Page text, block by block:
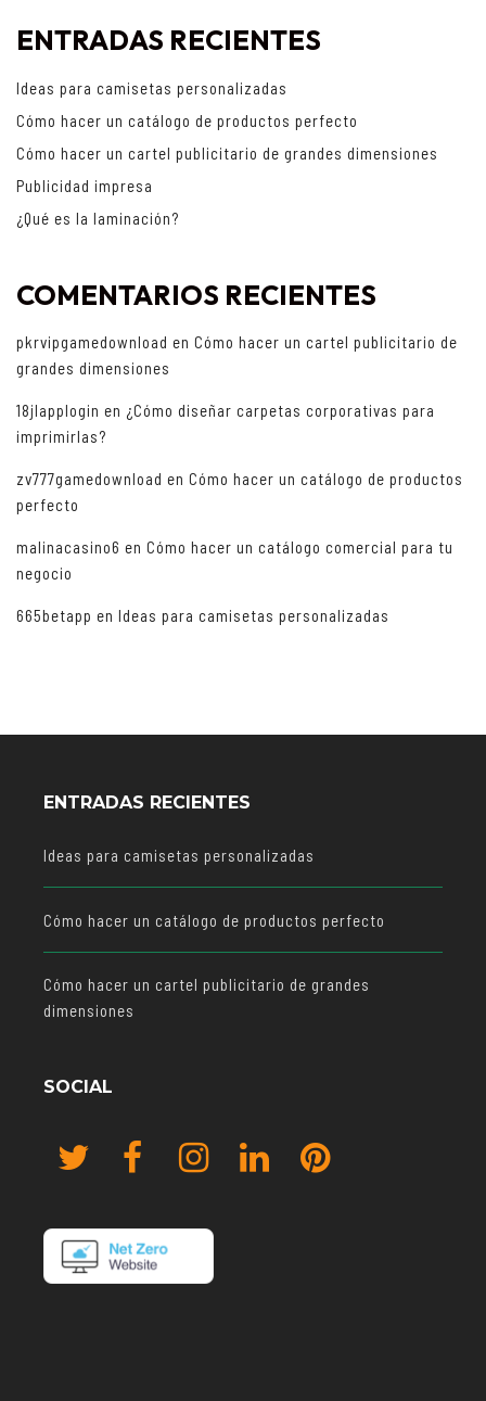
ENTRADAS RECIENTES
Ideas para camisetas personalizadas
Cómo hacer un catálogo de productos perfecto
Cómo hacer un cartel publicitario de grandes dimensiones
Publicidad impresa
¿Qué es la laminación?
COMENTARIOS RECIENTES
pkrvipgamedownload en Cómo hacer un cartel publicitario de
grandes dimensiones
18jlapplogin en ¿Cómo diseñar carpetas corporativas para
imprimirlas?
zv777gamedownload en Cómo hacer un catálogo de productos
perfecto
malinacasino6 en Cómo hacer un catálogo comercial para tu
negocio
665betapp en Ideas para camisetas personalizadas
ENTRADAS RECIENTES
Ideas para camisetas personalizadas
Cómo hacer un catálogo de productos perfecto
Cómo hacer un cartel publicitario de grandes
dimensiones
SOCIAL